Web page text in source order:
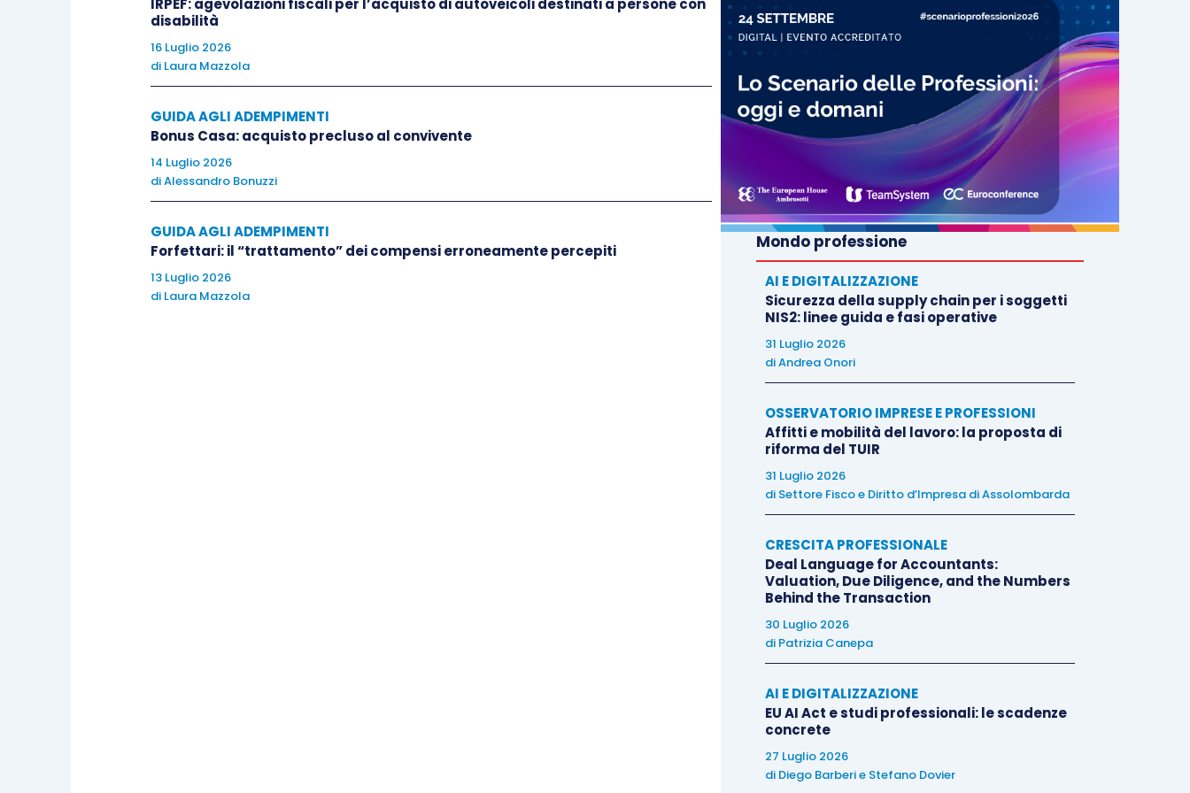
Si evidenzia in merito che,il comuneha esclusivamente la facoltà di introdurre o meno
l’assimilazione dell’immobile posseduto da anziani o disabili e
decida di prevederla,
IRPEF: agevolazioni fiscali per l’acquisto di autoveicoli destinati a persone con
disabilità
16 Luglio 2026
di Laura Mazzola
GUIDA AGLI ADEMPIMENTI
Bonus Casa: acquisto precluso al convivente
14 Luglio 2026
diAlessandro Bonuzzi
GUIDA AGLI ADEMPIMENTI
Forfettari: il “trattamento” dei compensi erroneamente percepiti
13 Luglio 2026
di Laura Mazzola
Mondo professione
AI E DIGITALIZZAZIONE
Sicurezza della supply chain per i soggetti
NIS2: linee guida e fasi operative
31 Luglio 2026
diAndrea Onori
OSSERVATORIO IMPRESE E PROFESSIONI
Affitti e mobilità del lavoro: la proposta di
riforma del TUIR
31 Luglio 2026
di Settore Fisco e Diritto d’Impresa di Assolombarda
CRESCITA PROFESSIONALE
Deal Language for Accountants:
Valuation, Due Diligence, and the Numbers
Behind the Transaction
30 Luglio 2026
di Patrizia Canepa
AI E DIGITALIZZAZIONE
EU AI Act e studi professionali: le scadenze
concrete
27 Luglio 2026
di Diego Barberie Stefano Dovier